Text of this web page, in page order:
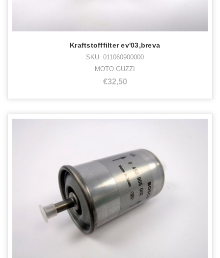
Kraftstofffilter ev'03,breva
SKU: 011060900000
MOTO GUZZI
€32,50